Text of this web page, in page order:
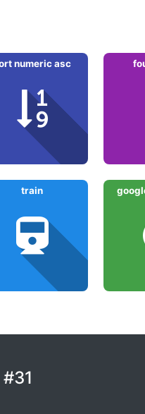
numeric asc
train